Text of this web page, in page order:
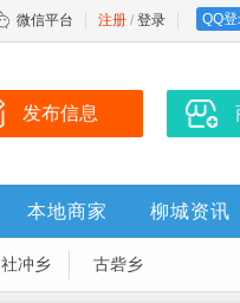
微信平台 注册 / 登录 QQ
发布信息
本地商家 柳城资讯
社冲乡 古砦乡